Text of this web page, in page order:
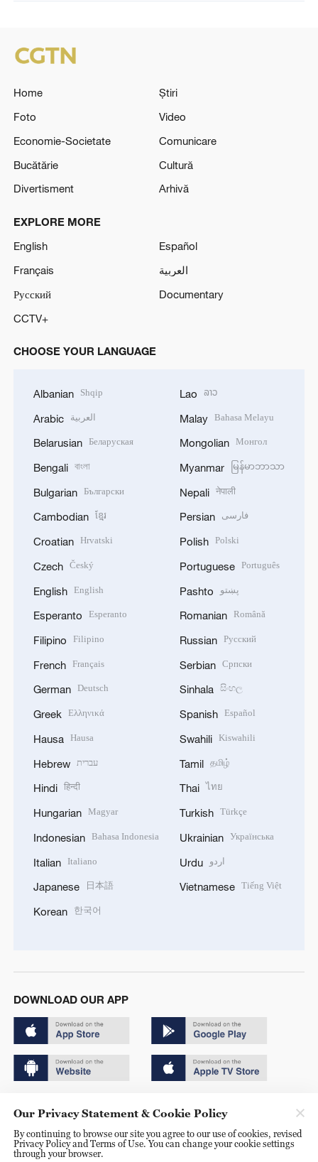
Home
Știri
Foto
Video
Economie-Societate
Comunicare
Bucătărie
Cultură
Divertisment
Arhivă
EXPLORE MORE
English
Español
Français
العربية
Русский
Documentary
CCTV+
CHOOSE YOUR LANGUAGE
Albanian Shqip
Arabic العربية
Belarusian Беларуская
Bengali বাংলা
Bulgarian Български
Cambodian ខ្មែរ
Croatian Hrvatski
Czech Český
English English
Esperanto Esperanto
Filipino Filipino
French Français
German Deutsch
Greek Ελληνικά
Hausa Hausa
Hebrew עברית
Hindi हिन्दी
Hungarian Magyar
Indonesian Bahasa Indonesia
Italian Italiano
Japanese 日本語
Korean 한국어
Lao ລາວ
Malay Bahasa Melayu
Mongolian Монгол
Myanmar မြန်မာဘာသာ
Nepali नेपाली
Persian فارسی
Polish Polski
Portuguese Português
Pashto پښتو
Romanian Română
Russian Русский
Serbian Српски
Sinhala සිංහල
Spanish Español
Swahili Kiswahili
Tamil தமிழ்
Thai ไทย
Turkish Türkçe
Ukrainian Українська
Urdu اردو
Vietnamese Tiếng Việt
DOWNLOAD OUR APP
京ICP备20000184号
京公网安备 11010502050052号
Our Privacy Statement & Cookie Policy
By continuing to browse our site you agree to our use of cookies, revised
Privacy Policy and Terms of Use. You can change your cookie settings
through your browser.